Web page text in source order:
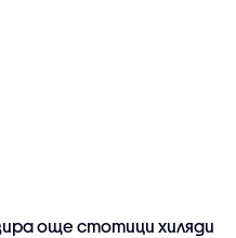
още стотици хиляди